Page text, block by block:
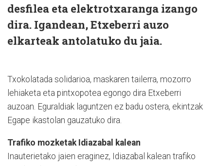
desfilea eta elektrotxaranga izango
dira. Igandean, Etxeberri auzo
elkarteak antolatuko du jaia.
Txokolatada solidarioa, maskaren tailerra, mozorro
lehiaketa eta pintxopotea egongo dira Etxeberri
auzoan. Eguraldiak laguntzen ez badu ostera, ekintzak
Egape ikastolan gauzatuko dira.
Trafiko mozketak Idiazabal kalean
Inauterietako jaien eraginez, Idiazabal kalean trafiko